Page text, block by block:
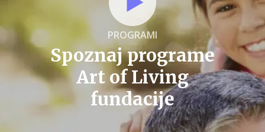
PROGRAMI
Spoznaj programe
Art of Living
fundacije